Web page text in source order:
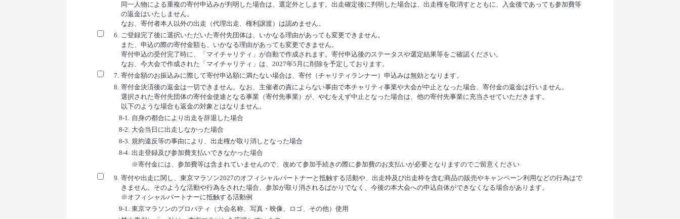
同一人物による重複の寄付申込みが判明した場合は、選定外とします。出走確定後に判明した場合は、出走権を取消すとともに、入金後であっても参加費等
の返金はいたしません。
なお、寄付者本人以外の出走（代理出走、権利譲渡）は認めません。
6. ご登録完了後に選択いただいた寄付先団体は、いかなる理由があっても変更できません。
また、申込の際の寄付金額も、いかなる理由があっても変更できません。
寄付申込の受付完了時に、「マイチャリティ」が自動で作成されます。寄付申込後のステータスや選定結果等をご確認ください。
なお、今大会で作成された「マイチャリティ」は、2027年5月に削除を予定しております。
7. 寄付金額のお振込みに際して寄付申込額に満たない場合は、寄付（チャリティランナー）申込みは無効となります。
8. 寄付金決済後の返金は一切できません。なお、主催者の責によらない事由で本チャリティ事業や大会が中止となった場合、寄付金の返金は行いません。
選択された寄付先団体の寄付金使途となる事業（寄付先事業）が、やむをえず中止となった場合は、他の寄付先事業に充当させていただきます。
以下のような場合も返金の対象とはなりません。
8-1. 自身の都合により出走を辞退した場合
8-2. 大会当日に出走しなかった場合
8-3. 規約違反等の事由により、出走権が取り消しとなった場合
8-4. 出走登録及び参加費支払いできなかった場合
※寄付金には、参加費等は含まれていませんので、改めて参加手続きの際に参加費のお支払いが必要となりますのでご留意ください
9. 寄付や出走に関し、東京マラソン2027のオフィシャルパートナーと抵触する活動や、出走枠及び出走枠を含む商品の販売やキャンペーン利用などの行為はで
きません。そのような活動や行為をされた場合、参加が取り消されるばかりでなく、今後の本大会への申込自体ができなくなる場合があります。
※オフィシャルパートナーに抵触する活動例
9-1. 東京マラソンのプロパティ（大会名称、写真・映像、ロゴ、その他）使用